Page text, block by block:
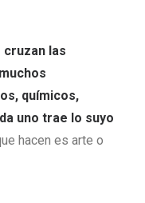
las
químicos,
uno trae lo suyo
hacen es arte o